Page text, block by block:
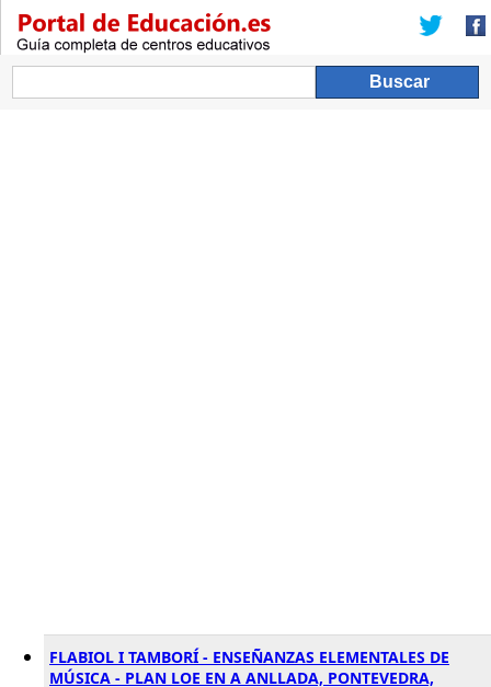
FLABIOL I TAMBORÍ - ENSEÑANZAS ELEMENTALES DE
MÚSICA - PLAN LOE EN A ANLLADA, PONTEVEDRA,